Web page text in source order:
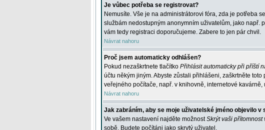
Je vůbec potřeba se registrovat?
Nemusíte. Vše je na administrátorovi fóra, zda je potřeba
službám nedostupným anonymním uživatelům, jako např.
vám tedy registraci doporučujeme. Zabere to jen pár chvil.
Návrat nahoru
Proč jsem automaticky odhlášen?
Pokud nezaškrtnete tlačítko Přihlásit automaticky při příští
účtu někým jiným. Abyste zůstali přihlášeni, zaškrtněte
veřejného počítače, např. v knihovně, internetové kavárně,
Návrat nahoru
Jak zabráním, aby se moje uživatelské jméno objevilo v
Ve vašem nastavení najděte možnostSkrýt vaši přítomnost
sobě. Budete počítáni jako skrytý uživatel.